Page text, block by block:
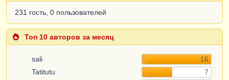
231 гость, 0 пользователей
Топ 10 авторов за месяц
sali
16
Tatitutu
7